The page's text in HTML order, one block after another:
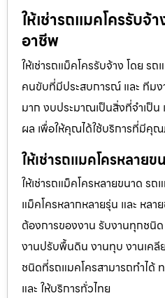
ให้เช่ารถแมคโครรับ
อาชีพ
ให้เช่ารถแม็คโครรับจ้าง โดย ร
คนขับที่มีประสบการณ์ และ ทีม
มาก งบประมาณเป็นสิ่งที่จำเป็น
ผล เพื่อให้คุณได้ใช้บริการที่มีคุณ
ให้เช่ารถแมคโครหลาย
ให้เช่ารถแม็คโครหลายขนาด รถ
แม็คโครหลากหลายรุ่น และ หล
ต้องการของงาน รับงานทุกชนิด
งานปรับพื้นดิน งานทุบ งานเค
ชนิดที่รถแมคโครสามารถทำได้
และ ให้บริการทั่วไทย